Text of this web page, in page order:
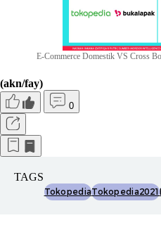
E-Commerce Domestik VS Cross
(akn/fay)
0
TAGS
TokopediaTokopedia2021